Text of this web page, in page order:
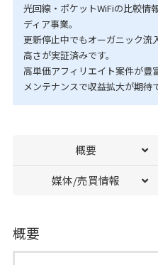
光回線・ポケットWiFiの比較情
ディア事業。
更新停止中でもオーガニック流
高さが実証済みです。
高単価アフィリエイト案件が豊
メンテナンスで収益拡大が期待
概要
媒体/売買情報
概要